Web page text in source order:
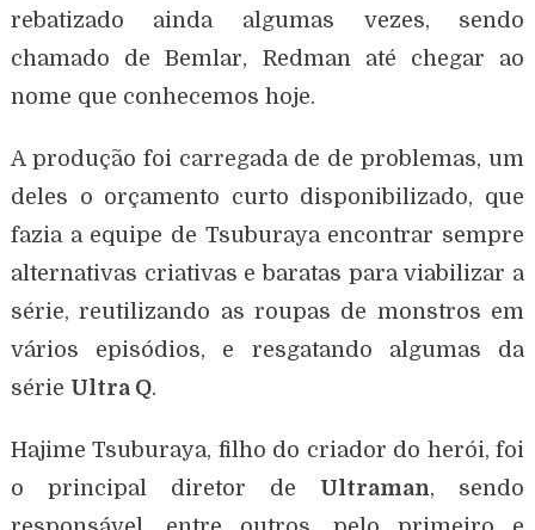
rebatizado ainda algumas vezes, sendo
chamado de Bemlar, Redman até chegar ao
nome que conhecemos hoje.
A produção foi carregada de de problemas, um
deles o orçamento curto disponibilizado, que
fazia a equipe de Tsuburaya encontrar sempre
alternativas criativas e baratas para viabilizar a
série, reutilizando as roupas de monstros em
vários episódios, e resgatando algumas da
série Ultra Q.
Hajime Tsuburaya, filho do criador do herói, foi
o principal diretor de Ultraman, sendo